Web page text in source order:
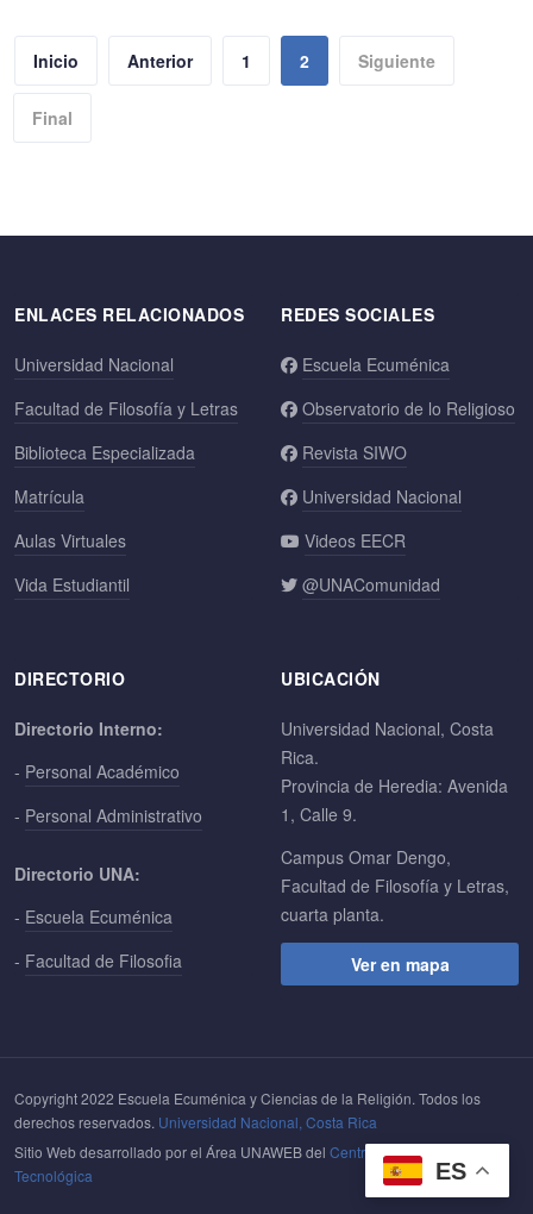
ES
Inicio Anterior 1 2 Siguiente
Final
ENLACES RELACIONADOS
Universidad Nacional
Facultad de Filosofía y Letras
Biblioteca Especializada
Matrícula
Aulas Virtuales
Vida Estudiantil
REDES SOCIALES
Escuela Ecuménica
Observatorio de lo Religioso
Revista SIWO
Universidad Nacional
Videos EECR
@UNAComunidad
DIRECTORIO
Directorio Interno:
- Personal Académico
- Personal Administrativo
Directorio UNA:
- Escuela Ecuménica
- Facultad de Filosofia
UBICACIÓN
Universidad Nacional, Costa
Rica.
Provincia de Heredia: Avenida
1, Calle 9.
Campus Omar Dengo,
Facultad de Filosofía y Letras,
cuarta planta.
Ver en mapa
Copyright 2022 Escuela Ecuménica y Ciencias de la Religión. Todos los
derechos reservados. Universidad Nacional, Costa Rica
Sitio Web desarrollado por el Área UNAWEB del Centro de Gestión
Tecnológica